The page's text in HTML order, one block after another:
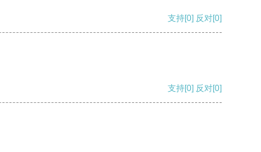
支持[0] 反对[0]
支持[0] 反对[0]